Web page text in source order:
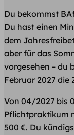
Du bekommst
Du hast einen
dem
aber für das
vorgesehen – du
Februar 2027 die
Von 04/2027 bis
Pflichtpraktikum
500 €. Du